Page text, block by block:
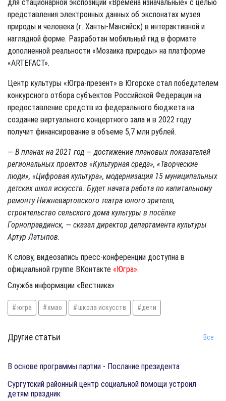
для стационарной экспозиции «Времена изначальные» с целью
представления электронных данных об экспонатах музея
природы и человека (г. Ханты-Мансийск) в интерактивной и
наглядной форме. Разработан мобильный гид в формате
дополненной реальности «Мозаика природы» на платформе
«ARTEFACT».
Центр культуры «Югра-презент» в Югорске стал победителем
конкурсного отбора субъектов Российской Федерации на
предоставление средств из федерального бюджета на
создание виртуального концертного зала и в 2022 году
получит финансирование в объеме 5,7 млн рублей.
— В планах на 2021 год — достижение плановых показателей
региональных проектов «Культурная среда», «Творческие
люди», «Цифровая культура», модернизация 15 муниципальных
детских школ искусств. Будет начата работа по капитальному
ремонту Нижневартовского театра юного зрителя,
строительство сельского дома культуры в посёлке
Горноправдинск, — сказал директор департамента культуры
Артур Латыпов.
К слову, видеозапись пресс-конференции доступна в
официальной группе ВКонтакте «Югра».
Служба информации «Вестника»
югра хмао школа искусств дети
Другие статьи Все
​В основе программы партии - Послание президента
Сургутский районный центр социальной помощи устроил
детям праздник